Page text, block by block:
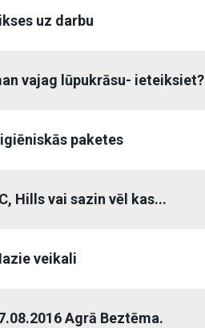
uz darbu
vajag lūpukrāsu- ieteiksiet?
paketes
Hills vai sazin vēl kas...
veikali
Agrā Beztēma.